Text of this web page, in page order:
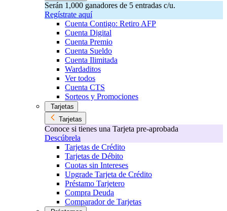
Serán 1,000 ganadores de 5 entradas c/u.
Regístrate aquí
Cuenta Contigo: Retiro AFP
Cuenta Digital
Cuenta Premio
Cuenta Sueldo
Cuenta Ilimitada
Wardaditos
Ver todos
Cuenta CTS
Sorteos y Promociones
Tarjetas
Tarjetas
Conoce si tienes una Tarjeta pre-aprobada
Descúbrela
Tarjetas de Crédito
Tarjetas de Débito
Cuotas sin Intereses
Upgrade Tarjeta de Crédito
Préstamo Tarjetero
Compra Deuda
Comparador de Tarjetas